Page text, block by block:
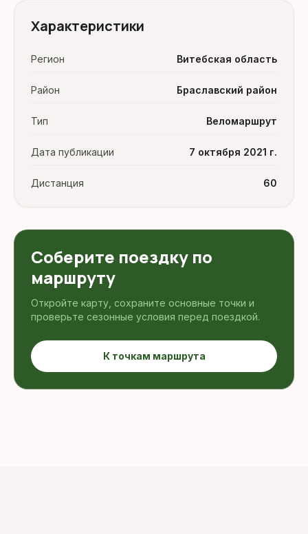
Характеристики
Регион Витебская область
Район Браславский район
Тип Веломаршрут
Дата публикации 7 октября 2021 г.
Дистанция 60
Соберите поездку по
маршруту
Откройте карту, сохраните основные точки и
проверьте сезонные условия перед поездкой.
К точкам маршрута